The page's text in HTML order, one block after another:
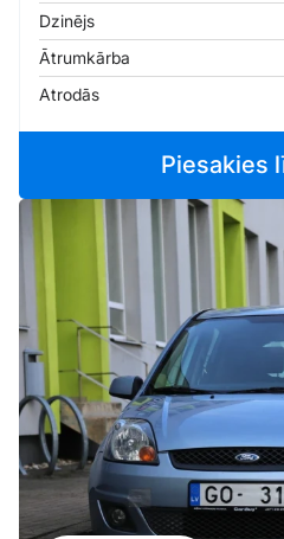
Dzinējs
Ātrumkārba
Atrodās
Piesakies